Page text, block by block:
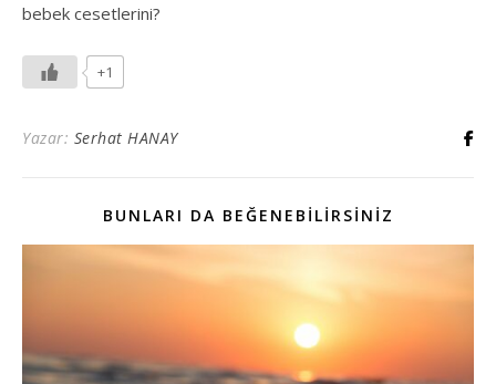
bebek cesetlerini?
+1
Yazar: Serhat HANAY
BUNLARI DA BEĞENEBILIRSINIZ